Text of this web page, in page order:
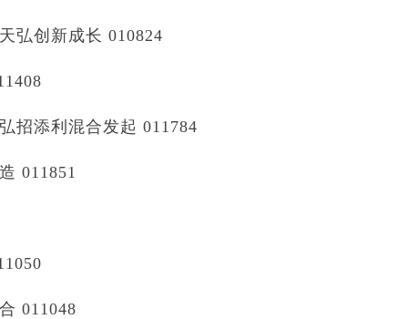
弘创新成长 010824
招添利混合发起 011784
011851
011048